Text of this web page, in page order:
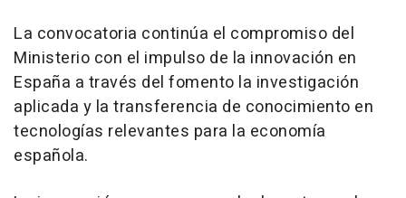
La convocatoria continúa el compromiso del
Ministerio con el impulso de la innovación en
España a través del fomento la investigación
aplicada y la transferencia de conocimiento en
tecnologías relevantes para la economía
española.